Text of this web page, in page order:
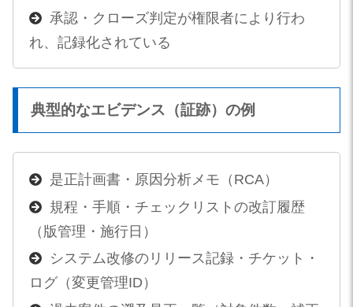
承認・クローズ判定が権限者により行わ
れ、記録化されている
典型的なエビデンス（証跡）の例
是正計画書・原因分析メモ（RCA）
規程・手順・チェックリストの改訂履歴
（版管理・施行日）
システム改修のリリース記録・チケット・
ログ（変更管理ID）